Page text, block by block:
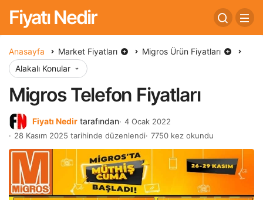
Fiyatı Nedir
Anasayfa Market Fiyatları
Migros Ürün Fiyatları
Alakalı Konular
Migros Telefon Fiyatları
Fiyatı Nedir tarafından 4 Ocak 2022
28 Kasım 2025 tarihinde düzenlendi
7750 kez okundu